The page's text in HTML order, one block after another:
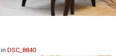
in DSC_8840